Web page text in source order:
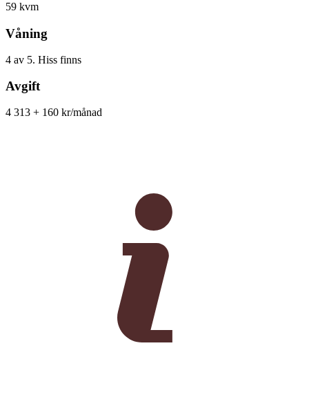
59 kvm
Våning
4 av 5. Hiss finns
Avgift
4 313 + 160 kr/månad